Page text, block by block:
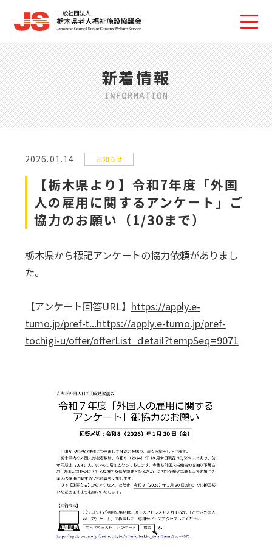
新着情報
2026.01.14 お知らせ
【栃木県より】令和7年度「外国
人の雇用に関するアンケート」ご
協力のお願い（1/30まで）
栃木県から標記アンケートの協力依頼がありまし
た。
【アンケート回答URL】 https://apply.e-
tumo.jp/pref-t...https://apply.e-tumo.jp/pref-
tochigi-u/offer/offerList_detail?tempSeq=9071